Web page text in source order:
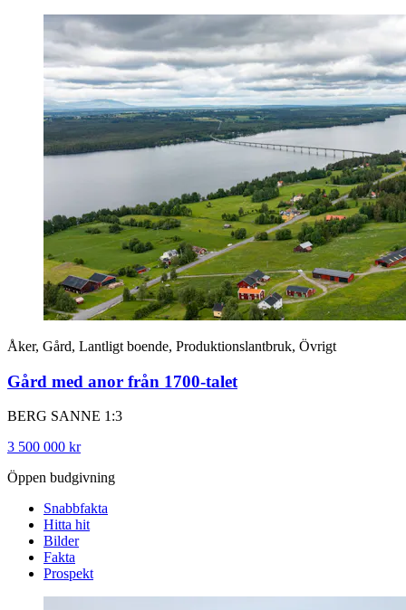
Åker, Gård, Lantligt boende, Produktionslantbruk, Övrigt
Gård med anor från 1700-talet
BERG SANNE 1:3
3 500 000 kr
Öppen budgivning
Snabbfakta
Hitta hit
Bilder
Fakta
Prospekt